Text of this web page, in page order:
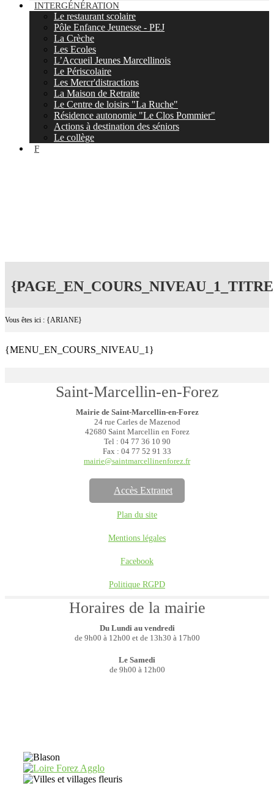
INTERGÉNÉRATION
Le restaurant scolaire
Pôle Enfance Jeunesse - PEJ
La Crèche
Les Ecoles
L’Accueil Jeunes Marcellinois
Le Périscolaire
Les Mercr'distractions
La Maison de Retraite
Le Centre de loisirs "La Ruche"
Résidence autonomie "Le Clos Pommier"
Actions à destination des séniors
Le collège
F
Vous êtes ici : {ARIANE}
{MENU_EN_COURS_NIVEAU_1}
Saint-Marcellin-en-Forez
Mairie de Saint-Marcellin-en-Forez
24 rue Carles de Mazenod
42680 Saint Marcellin en Forez
Tel : 04 77 36 10 90
Fax : 04 77 52 91 33
mairie@saintmarcellinenforez.fr
Accès Extranet
Plan du site
Mentions légales
Facebook
Politique RGPD
Horaires de la mairie
Du Lundi au vendredi
de 9h00 à 12h00 et de 13h30 à 17h00
Le Samedi
de 9h00 à 12h00